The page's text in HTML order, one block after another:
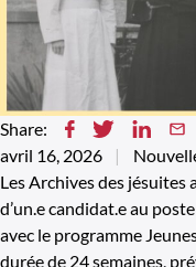
Share:
avril 16, 2026
Les Archives des jésuites
d’un.e candidat.e au
avec le programme
durée de 24 semaines,